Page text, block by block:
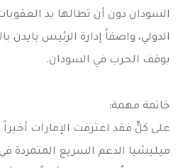
السودان دون أن تطالها يد
الدولي، واصفاََ إدارة الرئيس بايدن
بوقف الحرب في السودان.
خاتمة مهمة:
على كلٍّ فقد اعترفت الإمارات
ميليشيا الدعم السريع المتمردة